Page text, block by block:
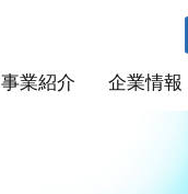
事業紹介 企業情報